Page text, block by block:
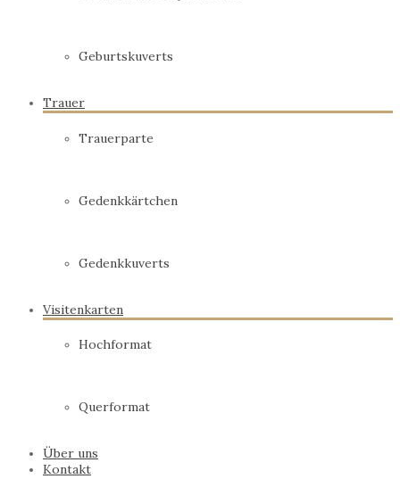
Geburtskuverts
Trauer
Trauerparte
Gedenkkärtchen
Gedenkkuverts
Visitenkarten
Hochformat
Querformat
Über uns
Kontakt